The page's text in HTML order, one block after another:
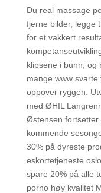
Du real massage
fjerne bilder, legge
for et vakkert
klipsene i bunn, og
mange www
oppover ryggen.
med ØHIL
Østensen fortsetter
kommende
30% på dyreste
eskortetjeneste
spare 20% på alle
porno høy kvalitet